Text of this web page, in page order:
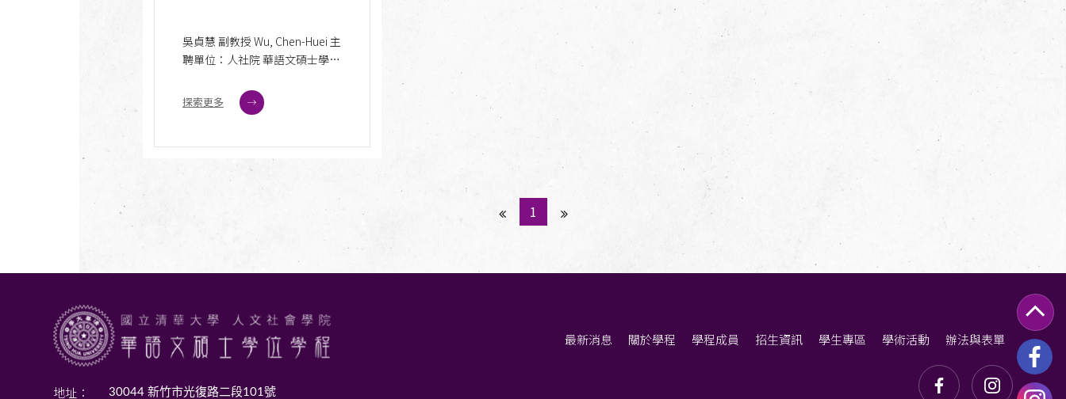
吳貞慧 副教授 Wu, Chen-Huei 主
聘單位：人社院 華語文碩士學位
傳真：(03)572-5973 電子信箱：
chenhueiwu@gapp.nthu.edu.tw
復路101號 人社院B515
探索更多
1
地址： 30044 新竹市光復路二段101號
最新消息 關於學程 學程成員 招生資訊 學生專區 學術活動 辦法與表單